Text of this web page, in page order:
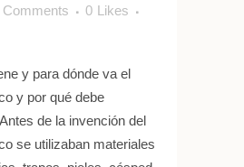
Comments 0 Likes
y para dónde va el
y por qué debe
de la invención del
se utilizaban materiales